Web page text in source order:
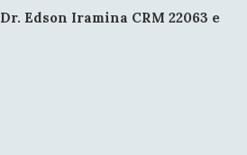
Dr. Edson Iramina CRM 22063 e